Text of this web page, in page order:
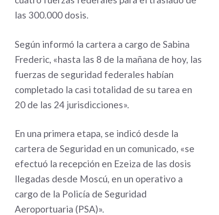
las 300.000 dosis.
Según informó la cartera a cargo de Sabina
Frederic, «hasta las 8 de la mañana de hoy, las
fuerzas de seguridad federales habían
completado la casi totalidad de su tarea en
20 de las 24 jurisdicciones».
En una primera etapa, se indicó desde la
cartera de Seguridad en un comunicado, «se
efectuó la recepción en Ezeiza de las dosis
llegadas desde Moscú, en un operativo a
cargo de la Policía de Seguridad
Aeroportuaria (PSA)».